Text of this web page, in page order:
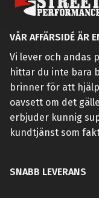
VÅR AFFÄRSIDÉ ÄR
Vi lever och andas
hittar du inte bara
brinner för att
oavsett om det
erbjuder kunnig
kundtjänst som
SNABB LEVERANS